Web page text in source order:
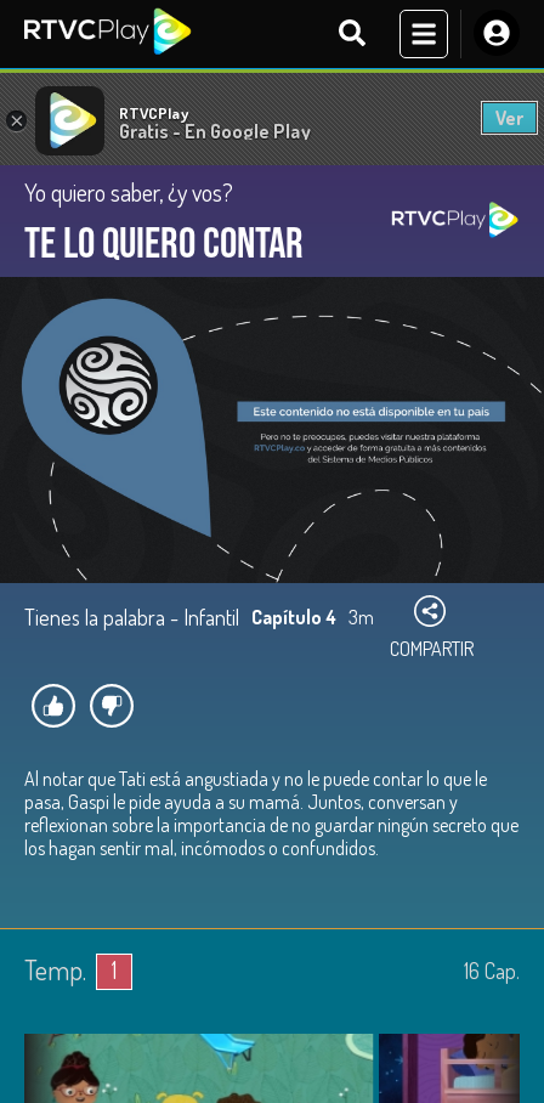
× RTVCPlay
Gratis - En Google Play
Ver
Yo quiero saber, ¿y vos?
Te lo quiero contar
Tienes la palabra - Infantil Capítulo 4 3m
COMPARTIR
Al notar que Tati está angustiada y no le puede contar lo que le
pasa, Gaspi le pide ayuda a su mamá. Juntos, conversan y
reflexionan sobre la importancia de no guardar ningún secreto que
los hagan sentir mal, incómodos o confundidos.
Temp. 1 16 Cap.